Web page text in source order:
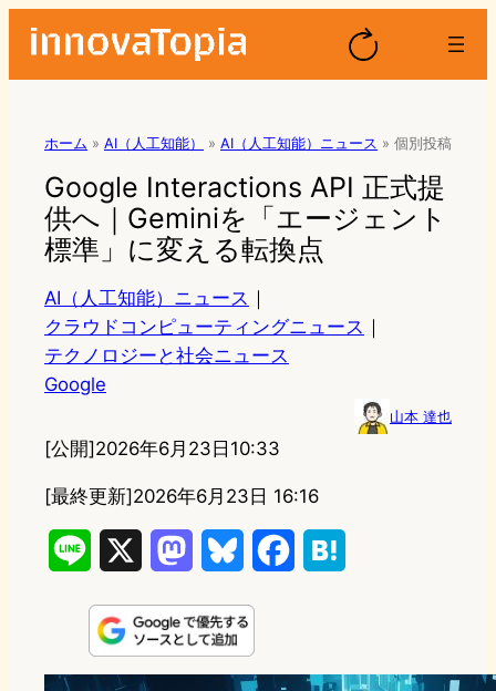
ホーム » AI（人工知能） » AI（人工知能）ニュース » 個別投稿
Google Interactions API 正式提
供へ｜Geminiを「エージェント
標準」に変える転換点
AI（人工知能）ニュース ｜
クラウドコンピューティングニュース ｜
テクノロジーと社会ニュース
Google
山本 達也
[公開]2026年6月23日10:33
[最終更新]2026年6月23日 16:16
n
e
s
t
u
e
e
e